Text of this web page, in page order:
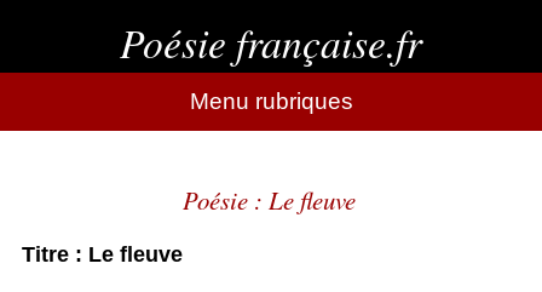
Poésie française.fr
Menu rubriques
Poésie : Le fleuve
Titre : Le fleuve